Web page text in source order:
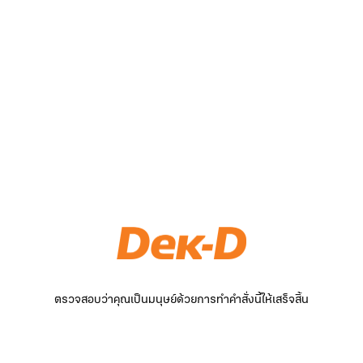
ตรวจสอบว่าคุณเป็นมนุษย์ด้วยการทำคำสั่งนี้ให้เสร็จสิ้น